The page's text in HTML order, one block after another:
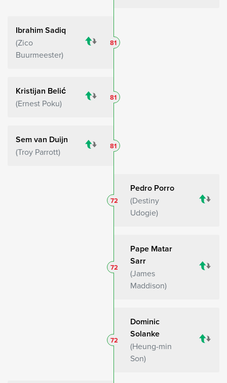
Ibrahim Sadiq
Zico
Buurmeester
81
Kristijan Belić
Ernest Poku
81
Sem van Duijn
Troy Parrott
81
Pedro Porro
Destiny
Udogie
72
Pape Matar
Sarr
James
Maddison
72
Dominic
Solanke
Heung-min
Son
72